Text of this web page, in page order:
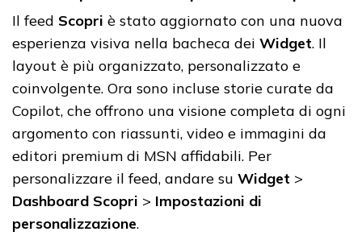
Il feed Scopri è stato aggiornato con una nuova
esperienza visiva nella bacheca dei Widget. Il
layout è più organizzato, personalizzato e
coinvolgente. Ora sono incluse storie curate da
Copilot, che offrono una visione completa di ogni
argomento con riassunti, video e immagini da
editori premium di MSN affidabili. Per
personalizzare il feed, andare su Widget >
Dashboard Scopri > Impostazioni di
personalizzazione.